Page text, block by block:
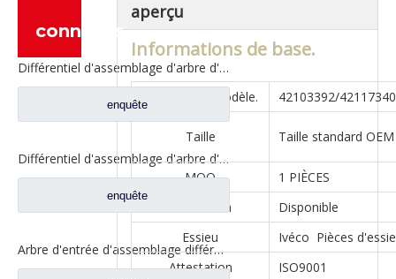
connexes
Différentiel d'assemblage d'arbre d'entrée pour pièces de rechange de camion à essieu Hi-Torque Saic Hongyan 2510-0110-5801271495
enquête
Différentiel d'assemblage d'arbre d'entrée pour pièces de rechange de camion à essieu Hi-Torque Saic Hongyan 2510-0110-5801271495
enquête
Arbre d'entrée d'assemblage différentiel pour Saic Hongyan nouveau KingKan H8B pièces de rechange de camion d'essieu 42119549 5801606629
aperçu
Informations de base.
Numéro de modèle. 42103392/42117340
Taille Taille standard OEM
MOQ
1 PIÈCES
Échantillon
Disponible
Essieu
Ivéco Pièces
Attestation
ISO9001